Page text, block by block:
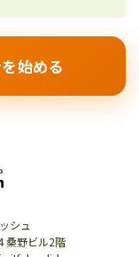
始める
シュ
桑野ビル2階